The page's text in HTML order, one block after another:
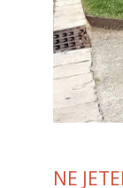
NE